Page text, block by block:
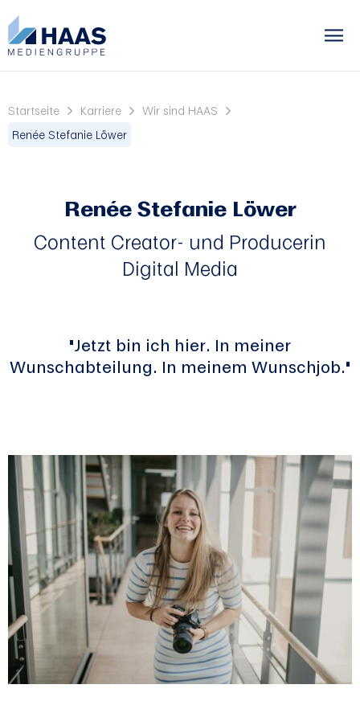
Startseite Karriere
Wir sind HAAS
Renée Stefanie Löwer
Renée Stefanie Löwer
Content Creator- und Producerin
Digital Media
"Jetzt bin ich hier. In meiner
Wunschabteilung. In meinem Wunschjob."